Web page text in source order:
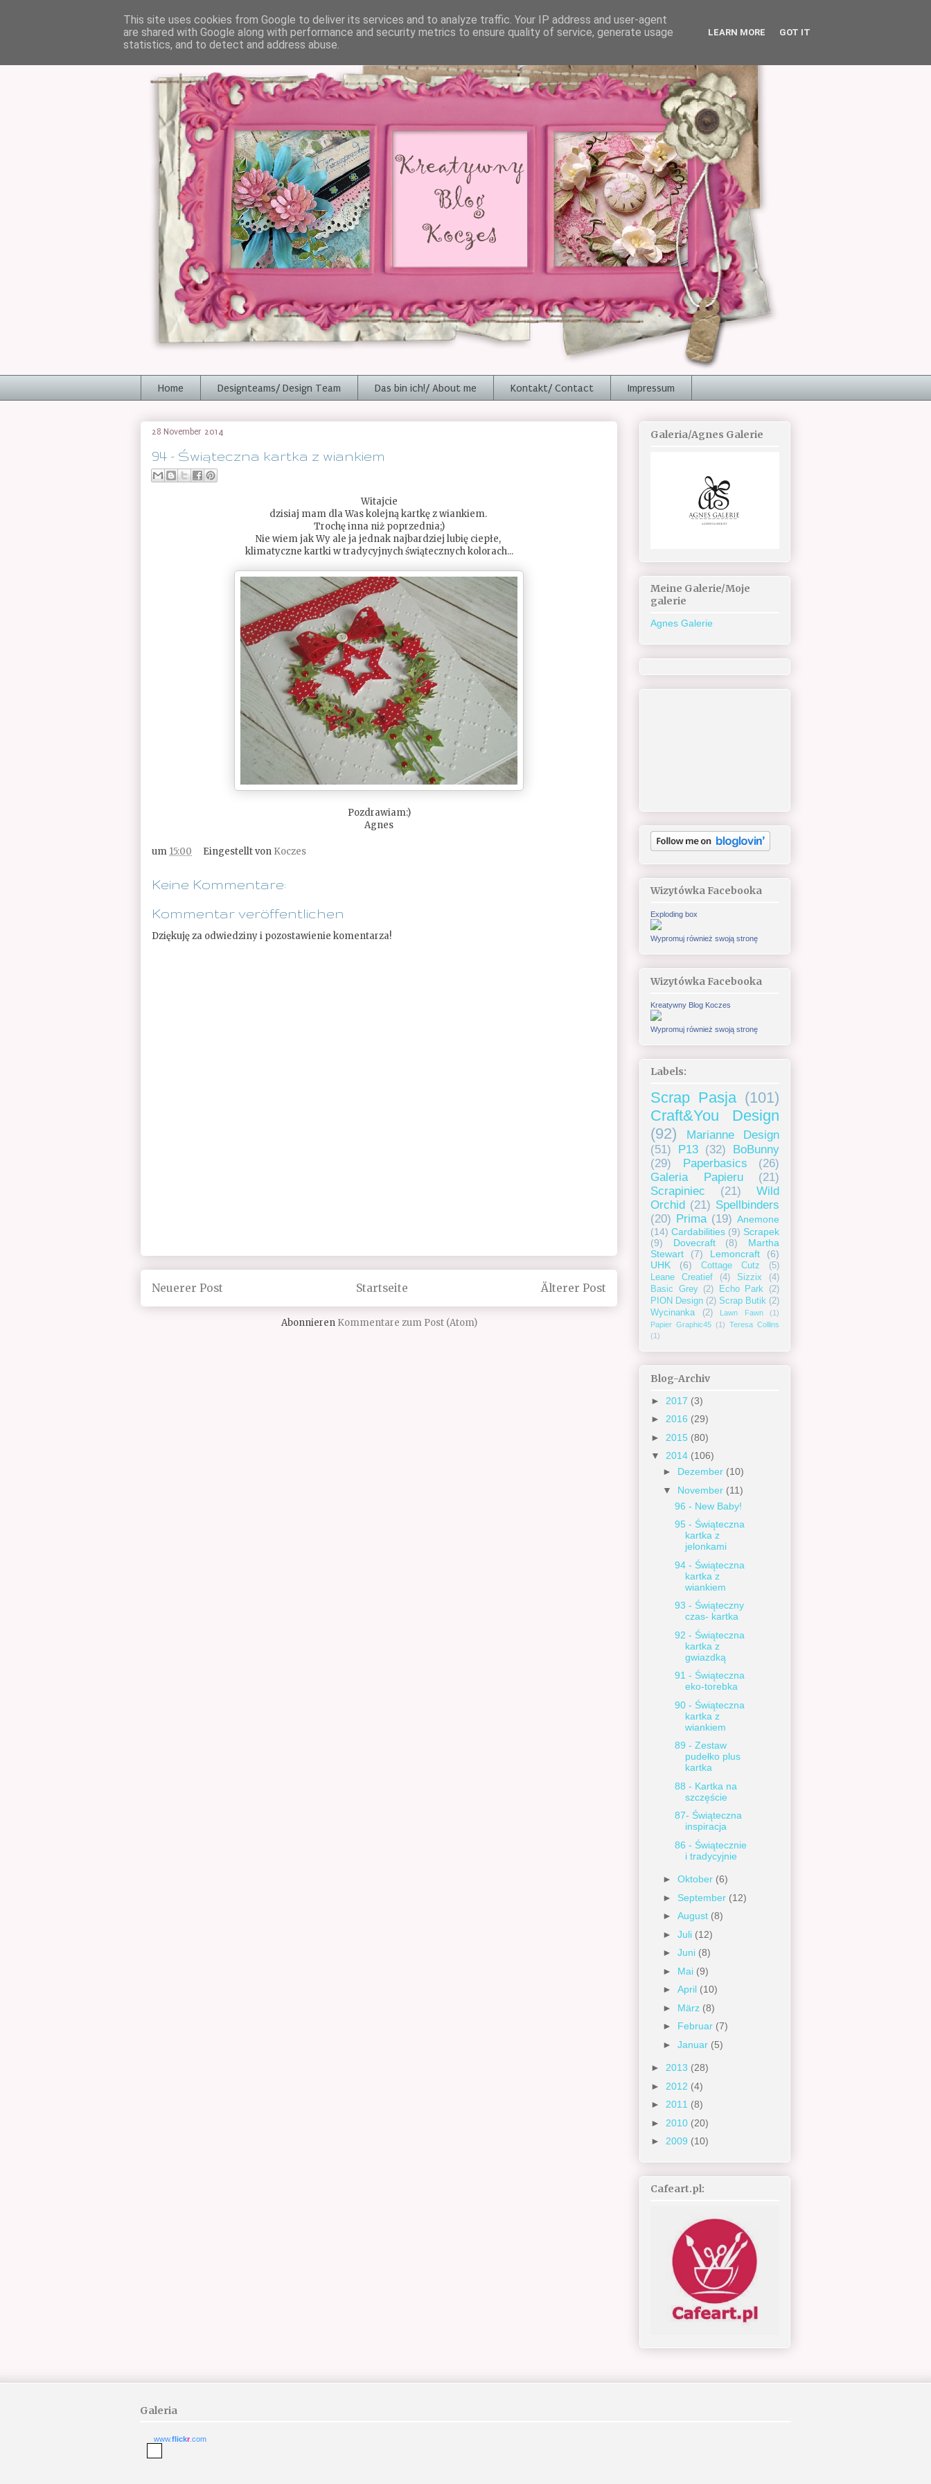
Home Designteams/ Design Team Das bin ich!/ About me Kontakt/ Contact Impressum
28 November 2014
94 - Świąteczna kartka z wiankiem
Witajcie
dzisiaj mam dla Was kolejną kartkę z wiankiem.
Trochę inna niż poprzednia;)
Nie wiem jak Wy ale ja jednak najbardziej lubię ciepłe,
klimatyczne kartki w tradycyjnych świątecznych kolorach...
Pozdrawiam:)
Agnes
um 15:00 Eingestellt von Koczes
Keine Kommentare:
Kommentar veröffentlichen
Dziękuję za odwiedziny i pozostawienie komentarza!
Neuerer Post Älterer Post
Startseite
Abonnieren Kommentare zum Post (Atom)
Galeria/Agnes Galerie
Meine Galerie/Moje
galerie
Agnes Galerie
Wizytówka Facebooka
Exploding box
Wypromuj również swoją stronę
Wizytówka Facebooka
Kreatywny Blog Koczes
Wypromuj również swoją stronę
Labels:
Scrap Pasja (101)
Craft&You Design
(92)
Marianne Design
(51)
P13 (32)
BoBunny
(29)
Paperbasics
(26)
Galeria Papieru
(21)
Scrapiniec
(21)
Wild
Orchid (21) Spellbinders
(20) Prima (19) Anemone
(14) Cardabilities (9) Scrapek
(9)
Dovecraft (8)
Martha
Stewart
(7) Lemoncraft
(6)
UHK
(6) Cottage Cutz
(5)
Leane Creatief
(4) Sizzix
(4)
Basic Grey (2) Echo Park
(2)
PION Design (2) Scrap Butik (2)
Wycinanka
(2) Lawn Fawn
(1)
Papier Graphic45 (1) Teresa Collins
(1)
Blog-Archiv
► 2017 (3)
► 2016 (29)
► 2015 (80)
▼ 2014 (106)
► Dezember (10)
▼ November (11)
96 - New Baby!
95 - Świąteczna
kartka z
jelonkami
94 - Świąteczna
kartka z
wiankiem
93 - Świąteczny
czas- kartka
92 - Świąteczna
kartka z
gwiazdką
91 - Świąteczna
eko-torebka
90 - Świąteczna
kartka z
wiankiem
89 - Zestaw
pudełko plus
kartka
88 - Kartka na
szczęście
87- Świąteczna
inspiracja
86 - Świątecznie
i tradycyjnie
► Oktober (6)
► September (12)
► August (8)
► Juli (12)
► Juni (8)
► Mai (9)
► April (10)
► März (8)
► Februar (7)
► Januar (5)
► 2013 (28)
► 2012 (4)
► 2011 (8)
► 2010 (20)
► 2009 (10)
Cafeart.pl:
Galeria
www.flickr .com
This site uses cookies from Google to deliver its services and to analyze traffic. Your IP address and user-agent
are shared with Google along with performance and security metrics to ensure quality of service, generate usage
statistics, and to detect and address abuse.
LEARN MORE GOT IT